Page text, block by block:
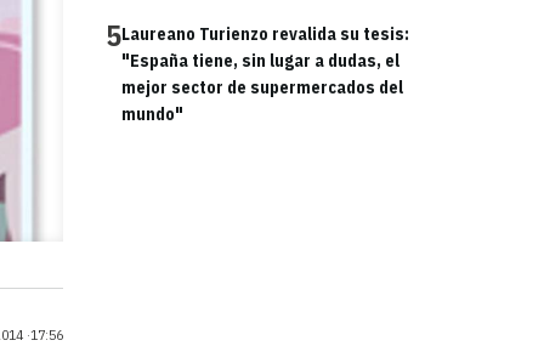
5Laureano Turienzo revalida su tesis:
"España tiene, sin lugar a dudas, el
mejor sector de supermercados del
mundo"
·17:56